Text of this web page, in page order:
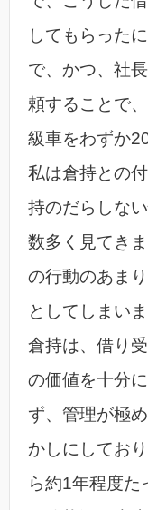
してもらった
で、かつ、社
頼することで
級車をわずか
私は倉持との
持のだらしな
数多く見てき
の行動のあま
としてしまいま
倉持は、借り
の価値を十分
ず、管理が極
かしにしてお
ら約1年程度た